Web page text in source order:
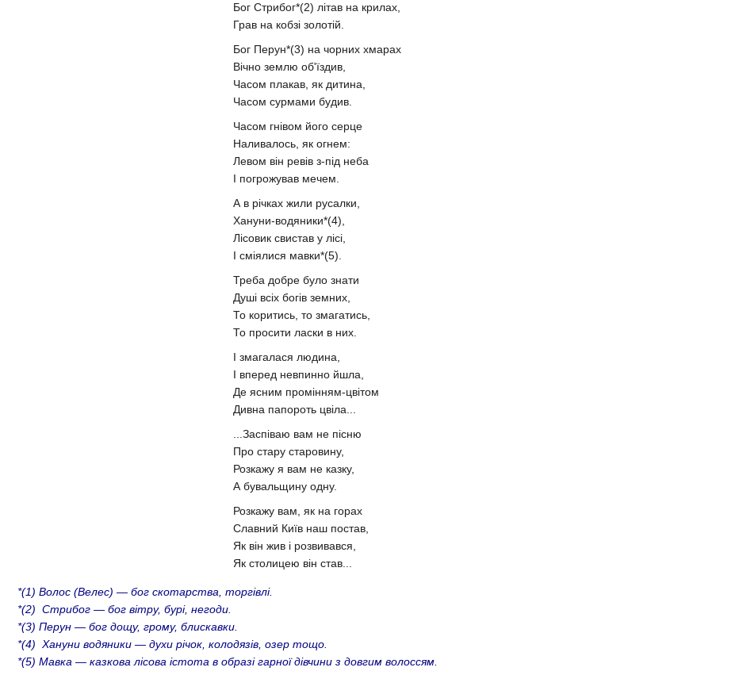
Бог Стрибог*(2) літав на крилах,
Грав на кобзі золотій.
Бог Перун*(3) на чорних хмарах
Вічно землю об'їздив,
Часом плакав, як дитина,
Часом сурмами будив.
Часом гнівом його серце
Наливалось, як огнем:
Левом він ревів з-під неба
І погрожував мечем.
А в річках жили русалки,
Хануни-водяники*(4),
Лісовик свистав у лісі,
І сміялися мавки*(5).
Треба добре було знати
Душі всіх богів земних,
То коритись, то змагатись,
То просити ласки в них.
І змагалася людина,
І вперед невпинно йшла,
Де ясним промінням-цвітом
Дивна папороть цвіла...
...Заспіваю вам не пісню
Про стару старовину,
Розкажу я вам не казку,
А бувальщину одну.
Розкажу вам, як на горах
Славний Київ наш постав,
Як він жив і розвивався,
Як столицею він став...
*(1) Волос (Велес) — бог скотарства, торгівлі.
*(2) Стрибог — бог вітру, бурі, негоди.
*(3) Перун — бог дощу, грому, блискавки.
*(4) Хануни водяники — духи річок, колодязів, озер тощо.
*(5) Мавка — казкова лісова істота в образі гарної дівчини з довгим волоссям.